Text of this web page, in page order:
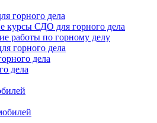
горного дела
курсы СДО для горного дела
работы по горному делу
горного дела
дела
дела